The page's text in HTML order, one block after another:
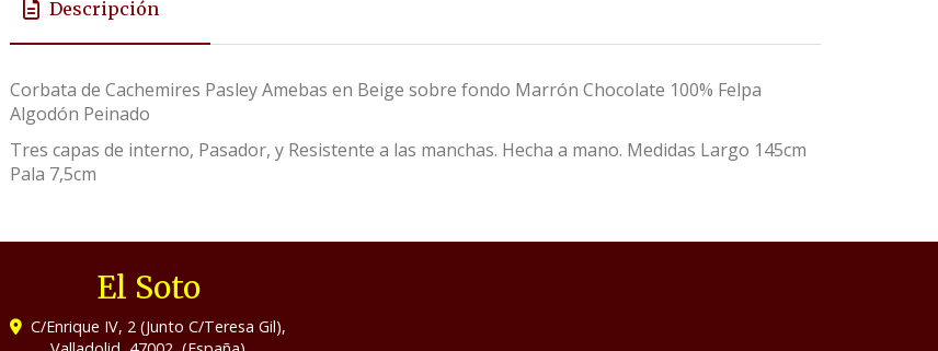
Descripción
Corbata de Cachemires Pasley Amebas en Beige sobre fondo Marrón Chocolate 100% Felpa
Algodón Peinado
Tres capas de interno, Pasador, y Resistente a las manchas. Hecha a mano. Medidas Largo 145cm
Pala 7,5cm
El Soto
C/Enrique IV, 2 (Junto C/Teresa Gil),